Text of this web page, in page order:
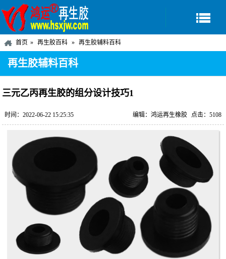
首页 再生胶百科 再生胶辅料百科
再生胶辅料百科
三元乙丙再生胶的组分设计技巧1
时间：2022-06-22 15:25:35 点击：5108
编辑：鸿运再生橡胶